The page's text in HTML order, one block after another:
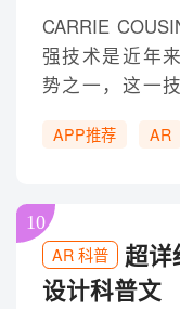
CARRIE
强技术是近年
势之一，这一
公司不仅开始
者释出了 AR
件，现实增强
经到来。现如
增强技术已经
APP推荐 AR
AR 科普
超
设计科普文
10